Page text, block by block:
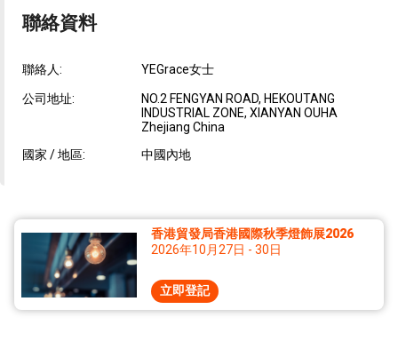
聯絡資料
聯絡人: YEGrace女士
公司地址:
NO.2 FENGYAN ROAD, HEKOUTANG
INDUSTRIAL ZONE, XIANYAN OUHA
Zhejiang China
國家 / 地區:
中國內地
香港貿發局香港國際秋季燈飾展2026
2026年10月27日 - 30日
立即登記